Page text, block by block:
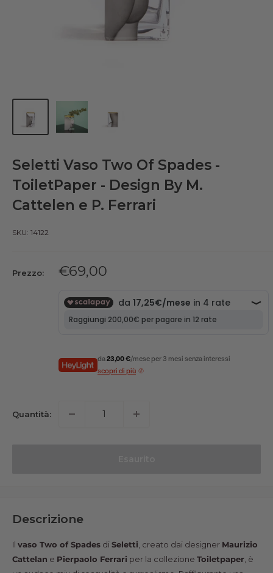
Seletti Vaso Two Of Spades -
ToiletPaper - Design By M.
Cattelen e P. Ferrari
SKU: 14122
Prezzo:
Prezzo
€69,00
da23,00 €/mese per 3 mesi senza interessi
scopri di più
Quantità:
Descrizione
Il vaso Two of Spades di Seletti , creato dai designer Maurizio
Cattelan e Pierpaolo Ferrari per la collezione Toiletpaper , è